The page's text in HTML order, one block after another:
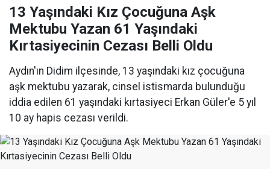
13 Yaşındaki Kız Çocuğuna Aşk
Mektubu Yazan 61 Yaşındaki
Kırtasiyecinin Cezası Belli Oldu
Aydın'ın Didim ilçesinde, 13 yaşındaki kız çocuğuna
aşk mektubu yazarak, cinsel istismarda bulunduğu
iddia edilen 61 yaşındaki kırtasiyeci Erkan Güler'e 5 yıl
10 ay hapis cezası verildi.